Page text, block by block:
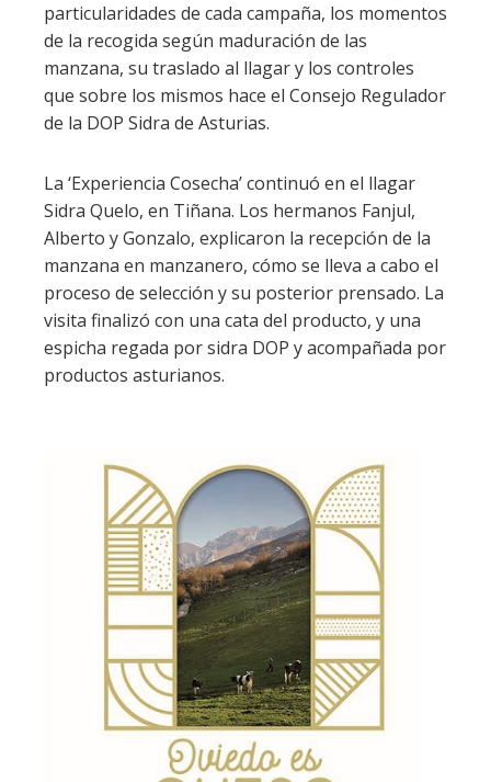
particularidades de cada campaña, los momentos
de la recogida según maduración de las
manzana, su traslado al llagar y los controles
que sobre los mismos hace el Consejo Regulador
de la DOP Sidra de Asturias.
La ‘Experiencia Cosecha’ continuó en el llagar
Sidra Quelo, en Tiñana. Los hermanos Fanjul,
Alberto y Gonzalo, explicaron la recepción de la
manzana en manzanero, cómo se lleva a cabo el
proceso de selección y su posterior prensado. La
visita finalizó con una cata del producto, y una
espicha regada por sidra DOP y acompañada por
productos asturianos.